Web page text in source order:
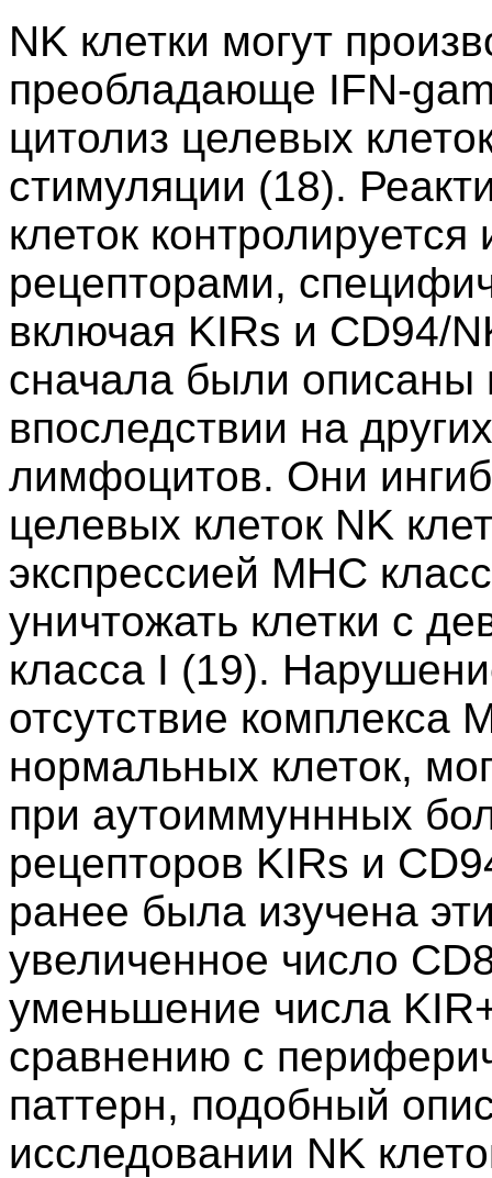
NK клетки могут
преобладающе IFN-
цитолиз целевых
стимуляции (18).
клеток
рецепторами,
включая KIRs и CD94/
сначала были описаны
впоследствии на
лимфоцитов. Они
целевых клеток NK
экспрессией MHC
уничтожать клетки с
класса I (19).
отсутствие комплекса
нормальных клеток,
при аутоиммуннных
рецепторов KIRs и
ранее была изучена
увеличенное число
уменьшение числа
сравнению с
паттерн, подобный
исследовании NK